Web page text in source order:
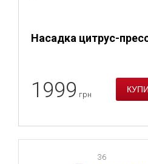
Насадка цитрус-
1999 грн
36